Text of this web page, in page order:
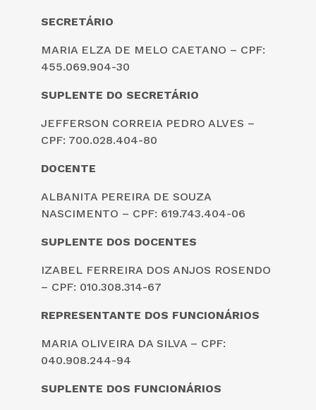
SECRETÁRIO
MARIA ELZA DE MELO CAETANO – CPF:
455.069.904-30
SUPLENTE DO SECRETÁRIO
JEFFERSON CORREIA PEDRO ALVES –
CPF: 700.028.404-80
DOCENTE
ALBANITA PEREIRA DE SOUZA
NASCIMENTO – CPF: 619.743.404-06
SUPLENTE DOS DOCENTES
IZABEL FERREIRA DOS ANJOS ROSENDO
– CPF: 010.308.314-67
REPRESENTANTE DOS FUNCIONÁRIOS
MARIA OLIVEIRA DA SILVA – CPF:
040.908.244-94
SUPLENTE DOS FUNCIONÁRIOS